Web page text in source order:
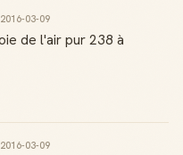
2016-03-09
de l'air pur 238 à
2016-03-09
tes contributions
contribution utile